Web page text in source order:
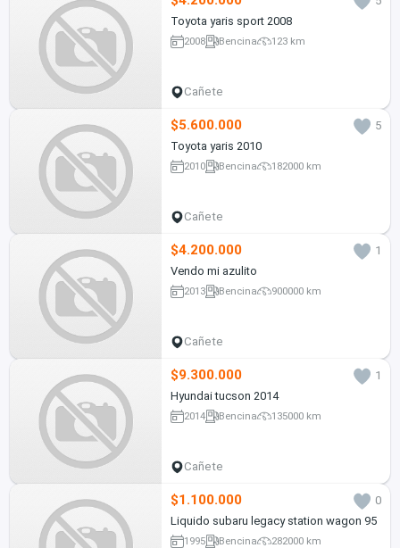
Toyota yaris sport 2008
2008 Bencina 123 km
Cañete
$5.600.000
5
Toyota yaris 2010
2010 Bencina 182000 km
Cañete
$4.200.000
1
Vendo mi azulito
2013 Bencina 900000 km
Cañete
$9.300.000
1
Hyundai tucson 2014
2014 Bencina 135000 km
Cañete
$1.100.000
0
Liquido subaru legacy station wagon 95
1995 Bencina 282000 km